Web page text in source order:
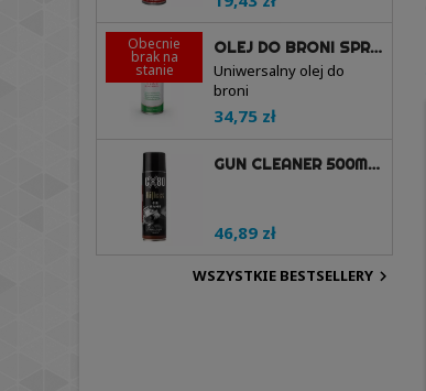
Obecnie
brak na
stanie
OLEJ DO BRONI SPRAY 200ML - BALLISTOL
Uniwersalny olej do
broni
34,75 zł
GUN CLEANER 500ML - RIFLECX
46,89 zł
WSZYSTKIE BESTSELLERY 